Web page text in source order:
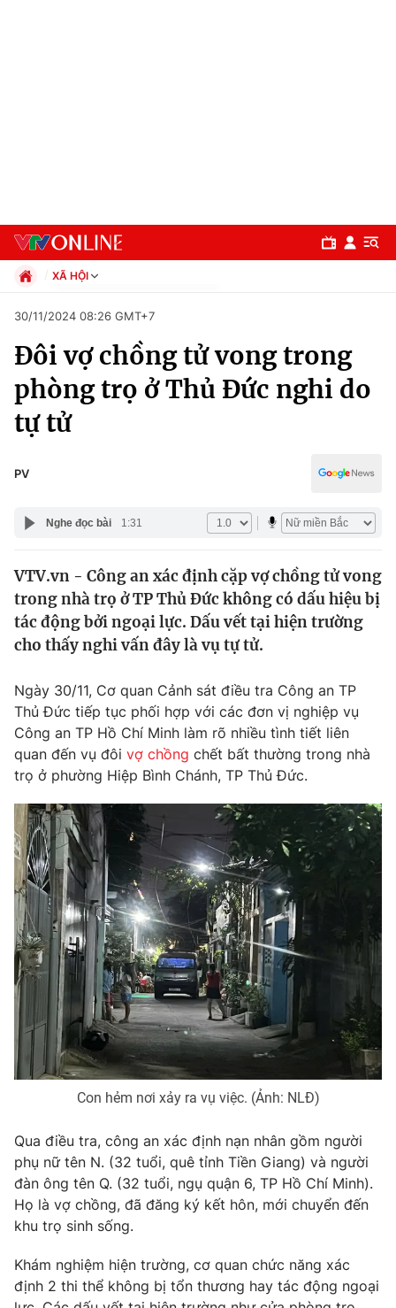
Chuyên mục
Chính trị
Thế giới
Tin tức
Câu chuyện quốc tế
Tài chính
Thị trường
Góc doanh nghiệp
Dữ liệu và đời sống
Truyền hình
Hậu trường
Nhân vật
Khán giả
Giải sao mai
Giải trí
Điện ảnh
Âm nhạc
Sao
Đời sống
Du lịch
Làm đẹp
Chất lượng cuộc sống
Giáo dục
Tuyển sinh
Học trực tuyến
Công nghệ
Hitech Công nghệ tương lai
Sản phẩm
Thị trường
Giao lưu trực tuyến
Lịch phát sóng
Chuyên mục khác
Emagazine Podcast
Photo Infographic
Video Shorts video
XÃ HỘI
Xã hội
Pháp luật
Kinh tế
Thể thao
Truyền hình
Giáo dục
30/11/2024 08:26 GMT+7
Đôi vợ chồng tử vong trong
phòng trọ ở Thủ Đức nghi do
tự tử
PV
Nghe đọc bài 1:31
VTV.vn - Công an xác định cặp vợ chồng tử vong
trong nhà trọ ở TP Thủ Đức không có dấu hiệu bị
tác động bởi ngoại lực. Dấu vết tại hiện trường
cho thấy nghi vấn đây là vụ tự tử.
Ngày 30/11, Cơ quan Cảnh sát điều tra Công an TP
Thủ Đức tiếp tục phối hợp với các đơn vị nghiệp vụ
Công an TP Hồ Chí Minh làm rõ nhiều tình tiết liên
quan đến vụ đôi vợ chồng chết bất thường trong nhà
trọ ở phường Hiệp Bình Chánh, TP Thủ Đức.
Con hẻm nơi xảy ra vụ việc. (Ảnh: NLĐ)
Qua điều tra, công an xác định nạn nhân gồm người
phụ nữ tên N. (32 tuổi, quê tỉnh Tiền Giang) và người
đàn ông tên Q. (32 tuổi, ngụ quận 6, TP Hồ Chí Minh).
Họ là vợ chồng, đã đăng ký kết hôn, mới chuyển đến
khu trọ sinh sống.
Khám nghiệm hiện trường, cơ quan chức năng xác
định 2 thi thể không bị tổn thương hay tác động ngoại